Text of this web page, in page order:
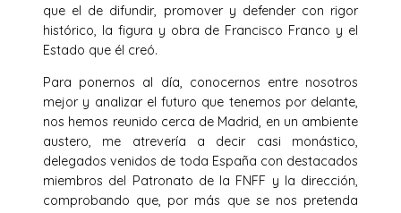
que el de difundir, promover y defender con rigor
histórico, la figura y obra de Francisco Franco y el
Estado que él creó.
Para ponernos al día, conocernos entre nosotros
mejor y analizar el futuro que tenemos por delante,
nos hemos reunido cerca de Madrid, en un ambiente
austero, me atrevería a decir casi monástico,
delegados venidos de toda España con destacados
miembros del Patronato de la FNFF y la dirección,
comprobando que, por más que se nos pretenda